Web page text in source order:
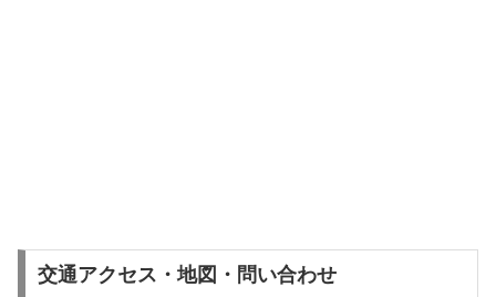
交通アクセス・地図・問い合わせ